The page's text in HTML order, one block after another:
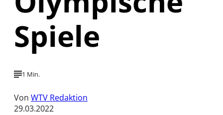
Spiele
1 Min.
Von WTV Redaktion
29.03.2022